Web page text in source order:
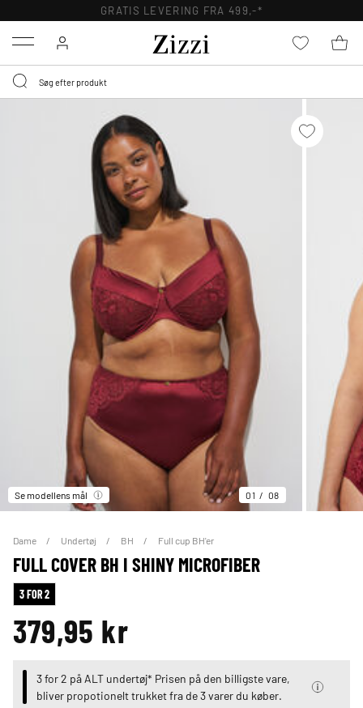
GRATIS LEVERING FRA 499,-*
Menu
Se modellens mål 01 08
Dame Undertøj BH Full cup BH'er
FULL COVER BH I SHINY MICROFIBER
3 FOR 2
379,95 kr
3 for 2 på ALT undertøj* Prisen på den billigste vare,
bliver propotionelt trukket fra de 3 varer du køber.